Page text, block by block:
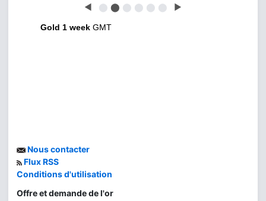
◀ ⬤ ⬤ ⬤ ⬤ ⬤ ⬤ ▶
Gold 1 week GMT
Nous contacter
Flux RSS
Conditions d'utilisation
Offre et demande de l'or